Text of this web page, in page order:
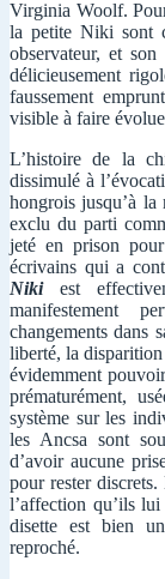
Virginia Woolf.
la petite Niki sont
observateur, et
délicieusement
faussement
visible à faire
L’histoire de la
dissimulé à
hongrois jusqu’à
exclu du parti
jeté en prison
écrivains qui a
Nikiest
manifestement
changements dans
liberté, la
évidemment
prématurément,
système sur les
les Ancsa sont
d’avoir aucune
pour rester
l’affection qu’ils
disette est bien
reproché.